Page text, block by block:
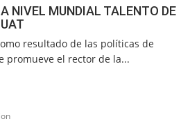
NIVEL MUNDIAL TALENTO DE
resultado de las políticas de
promueve el rector de la...